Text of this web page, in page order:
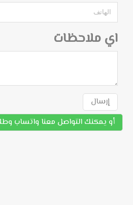
اي ملاحظات
إرسال
أو يمكنك التواصل معنا واتساب